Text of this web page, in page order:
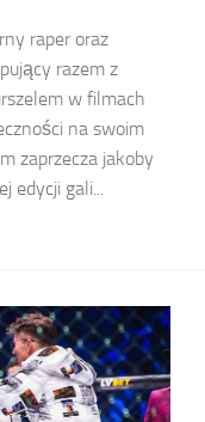
raper oraz
razem z
w filmach
na swoim
zaprzecza jakoby
edycji gali...